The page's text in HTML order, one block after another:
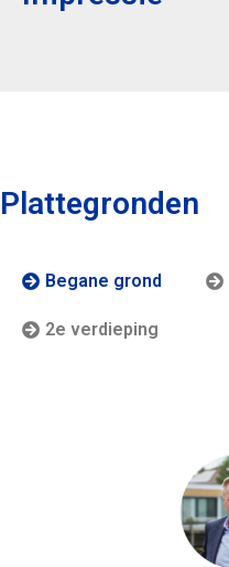
Plattegronden
Begane grond
2e verdieping